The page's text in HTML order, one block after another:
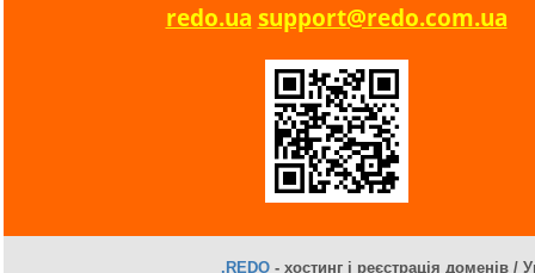
redo.ua support@redo.com.ua
.REDO - хостинг і реєстрація доменів /